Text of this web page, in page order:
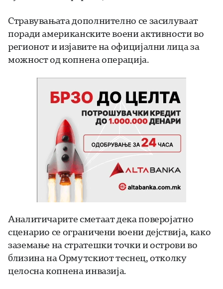
Стравувањата дополнително се засилуваат
поради американските воени активности во
регионот и изјавите на официјални лица за
можност од копнена операција.
Аналитичарите сметаат дека поверојатно
сценарио се ограничени воени дејствија, како
заземање на стратешки точки и острови во
близина на Ормутскиот теснец, отколку
целосна копнена инвазија.